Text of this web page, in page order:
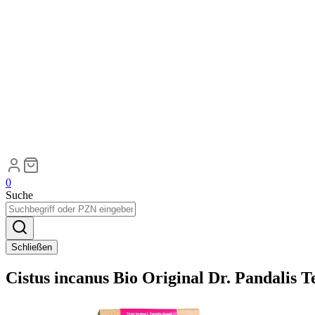
0
Suche
Schließen
Cistus incanus Bio Original Dr. Pandalis